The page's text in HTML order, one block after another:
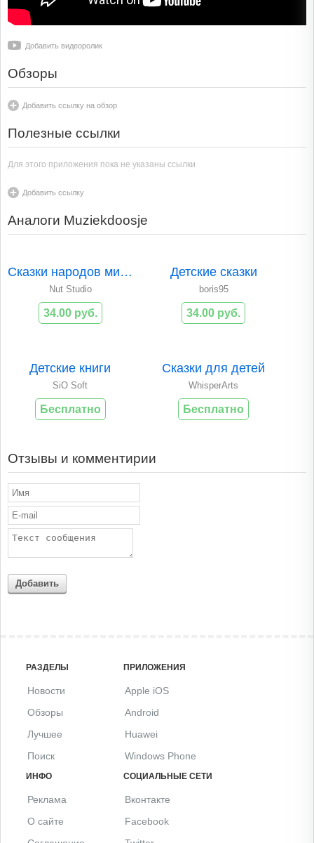
Добавить видеоролик
Обзоры
Добавить ссылку на обзор
Полезные ссылки
Для этого приложения пока не указаны ссылки
Добавить ссылку
Аналоги Muziekdoosje
Сказки народов мир..
Nut Studio
34.00 руб.
Детские сказки
boris95
34.00 руб.
Детские книги
SiO Soft
Бесплатно
Сказки для детей
WhisperArts
Бесплатно
Отзывы и комментирии
Добавить
РАЗДЕЛЫ
Новости
Обзоры
Лучшее
Поиск
ПРИЛОЖЕНИЯ
Apple iOS
Android
Huawei
Windows Phone
ИНФО
Реклама
О сайте
СОЦИАЛЬНЫЕ СЕТИ
Вконтакте
Facebook